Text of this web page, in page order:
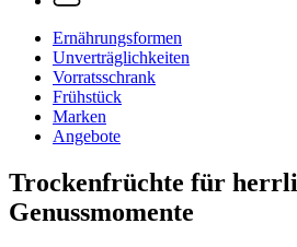
Ernährungsformen
Unverträglichkeiten
Vorratsschrank
Frühstück
Marken
Angebote
Trockenfrüchte für
Genussmomente